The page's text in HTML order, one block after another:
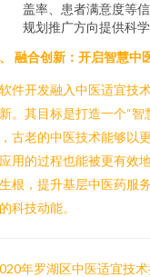
盖率、患者满意度等
规划推广方向提供科学
融合创新：开启智慧中
件开发融入中医适宜技
。其目标是打造一个“
古老的中医技术能够以
用的过程也能被更有效
根，提升基层中医药服
科技动能。
年罗湖区中医适宜技